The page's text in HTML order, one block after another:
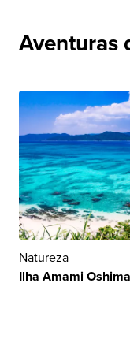
Aventuras
Natureza
Ilha Amami Oshima